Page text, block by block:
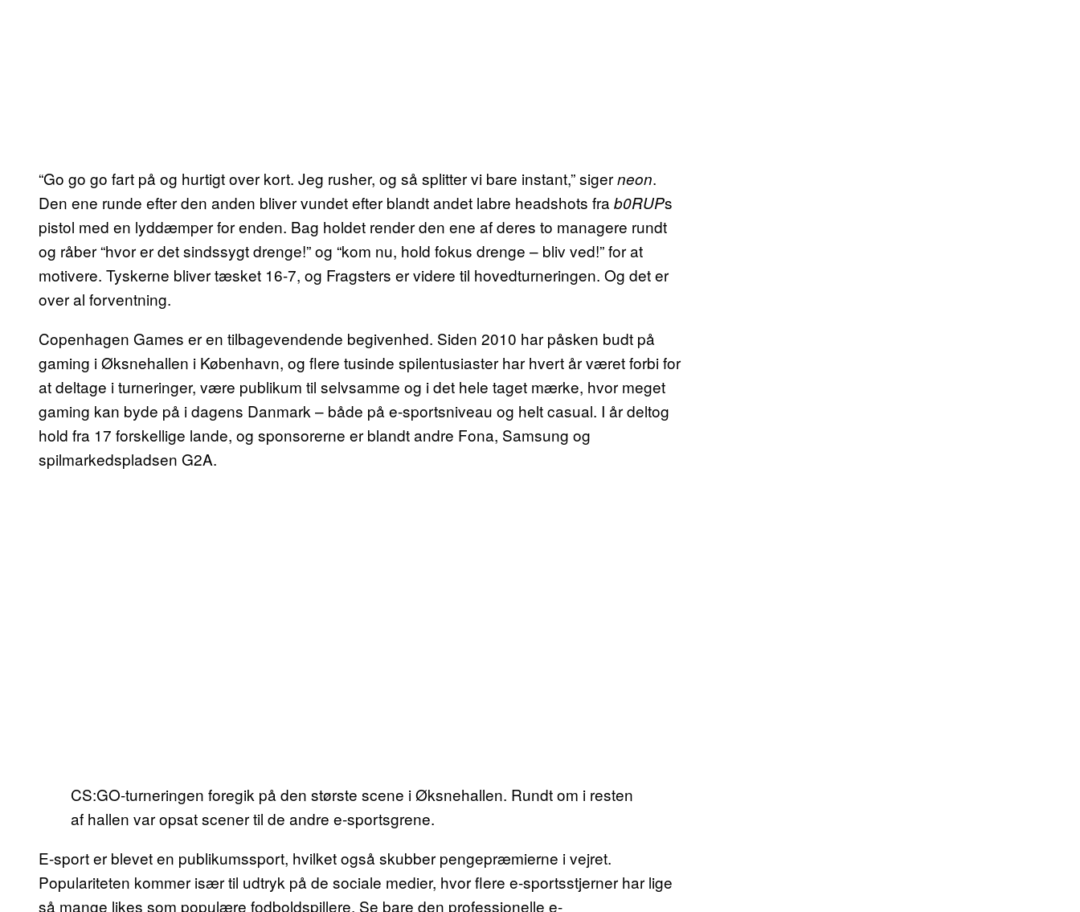
“Go go go fart på og hurtigt over kort. Jeg rusher, og så splitter vi bare instant,” sigerneon.
Den ene runde efter den anden bliver vundet efter blandt andet labre headshots fra b0RUPs
pistol med en lyddæmper for enden. Bag holdet render den ene af deres to managere rundt
og råber “hvor er det sindssygt drenge!” og “kom nu, hold fokus drenge – bliv ved!” for at
motivere. Tyskerne bliver tæsket 16-7, og Fragsters er videre til hovedturneringen. Og det er
over al forventning.
Copenhagen Games er en tilbagevendende begivenhed. Siden 2010 har påsken budt på
gaming i Øksnehallen i København, og flere tusinde spilentusiaster har hvert år været forbi for
at deltage i turneringer, være publikum til selvsamme og i det hele taget mærke, hvor meget
gaming kan byde på i dagens Danmark – både på e-sportsniveau og helt casual. I år deltog
hold fra 17 forskellige lande, og sponsorerne er blandt andre Fona, Samsung og
spilmarkedspladsen G2A.
CS:GO-turneringen foregik på den største scene i Øksnehallen. Rundt om i resten
af hallen var opsat scener til de andre e-sportsgrene.
E-sport er blevet en publikumssport, hvilket også skubber pengepræmierne i vejret.
Populariteten kommer især til udtryk på de sociale medier, hvor flere e-sportsstjerner har lige
så mange likes som populære fodboldspillere. Se bare den professionelle e-